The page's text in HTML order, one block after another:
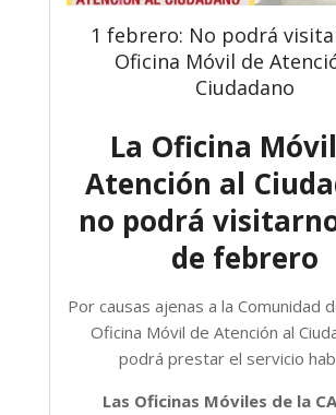
1 febrero: No podrá
Oficina Móvil de
Ciudadano
La Oficina
Atención al
no podrá
de febrero
Por causas ajenas a la Comunidad
Oficina Móvil de Atención al
podrá prestar el servicio
Las Oficinas Móviles de la